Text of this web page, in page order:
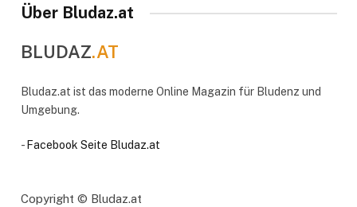
Über Bludaz.at
BLUDAZ.AT
Bludaz.at ist das moderne Online Magazin für Bludenz und
Umgebung.
- Facebook Seite Bludaz.at
Copyright © Bludaz.at